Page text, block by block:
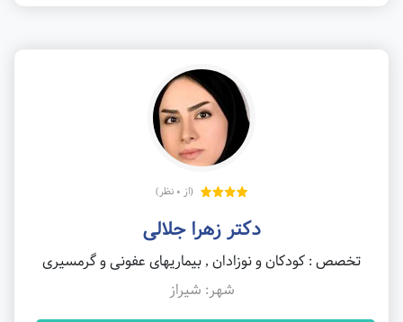
(از 0 نظر)
دکتر زهرا جلالی
تخصص : کودکان و نوزادان , بیماریهای عفونی و گرمسیری
شهر: شیراز